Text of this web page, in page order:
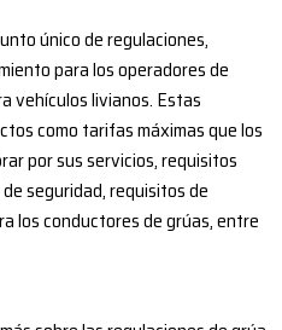
único de regulaciones,
para los operadores de
vehículos livianos. Estas
como tarifas máximas que los
por sus servicios, requisitos
seguridad, requisitos de
los conductores de grúas, entre